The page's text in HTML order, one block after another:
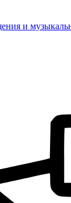
и